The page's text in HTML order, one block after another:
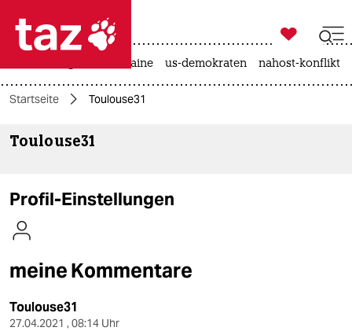
 taz zahl ich
taz zahl ich
themen
kultur
sport

taz zahl ich
krieg in der ukraine us-demokraten nahost-konflikt
Startseite Toulouse31
Toulouse31
Profil-Einstellungen
meine Kommentare
Toulouse31
27.04.2021 , 08:14 Uhr